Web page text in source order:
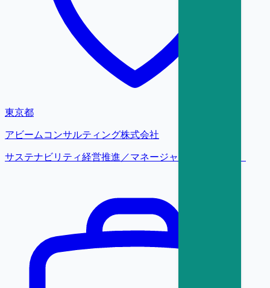
東京都
アビームコンサルティング株式会社
サステナビリティ経営推進／マネージャー候補【東京】